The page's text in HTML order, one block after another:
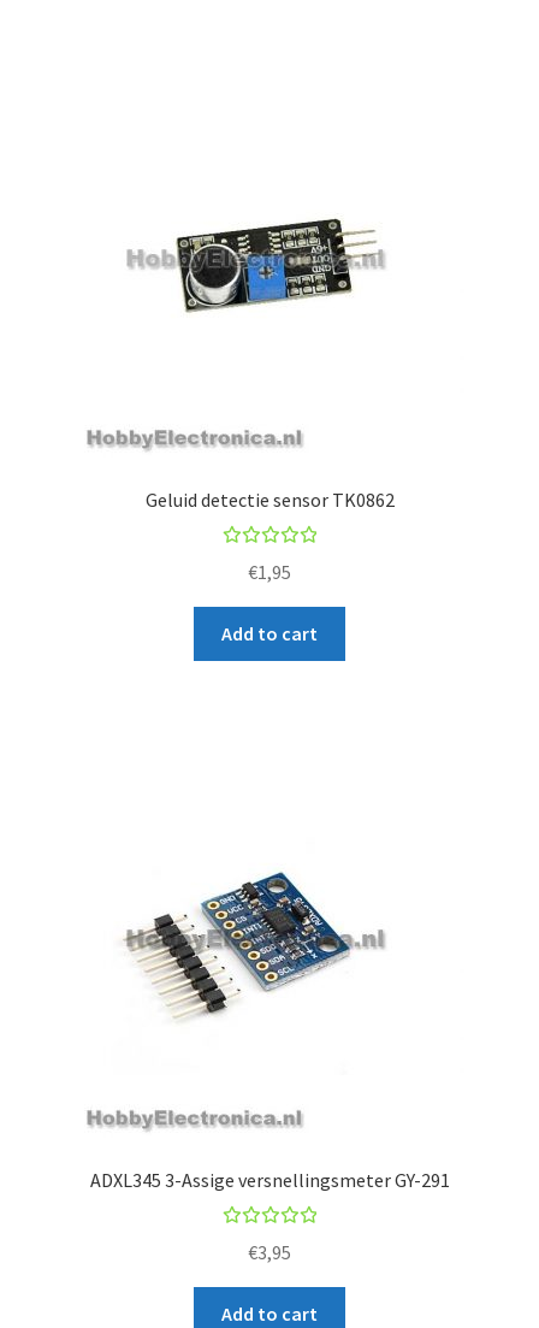
Geluid detectie sensor TK0862
out
€1,95
Add to cart
ADXL345 3-Assige versnellingsmeter GY-291
out
€3,95
Add to cart